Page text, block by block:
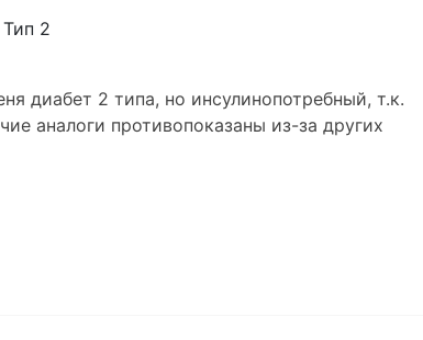
Тип 2
диабет 2 типа, но инсулинопотребный, т.к.
аналоги противопоказаны из-за других